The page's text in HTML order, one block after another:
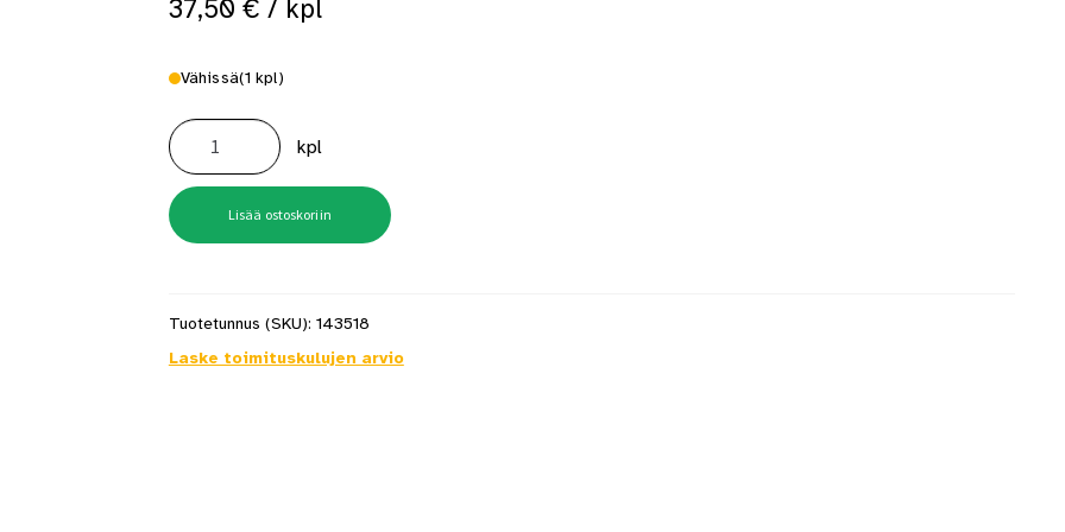
saat saunan puupinnat taas siisteiksiUsein kysytyt kysymykset (FAQ)
37,50 € / kpl
Vähissä(1 kpl)
Sorkkarauta
300mm
Heavy
duty
Staco
määrä
kpl
Lisää ostoskoriin
Tuotetunnus (SKU): 143518
Laske toimituskulujen arvio